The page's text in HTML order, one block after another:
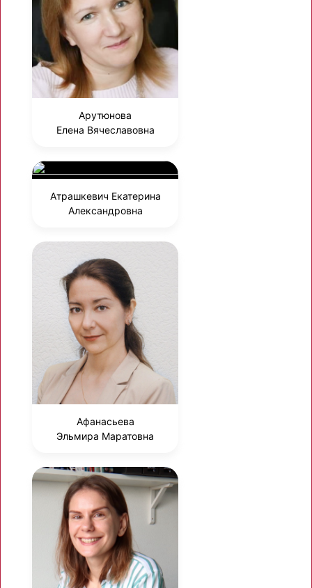
Арутюнова
Елена Вячеславовна
Атрашкевич Екатерина
Александровна
Афанасьева
Эльмира Маратовна